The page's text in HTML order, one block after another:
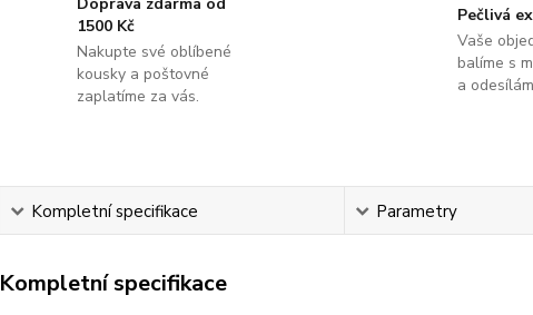
Doprava zdarma od
1500 Kč
Nakupte své oblíbené
kousky a poštovné
zaplatíme za vás.
Pečlivá
Vaše
balíme s
a
Kompletní specifikace Parametry
Kompletní specifikace